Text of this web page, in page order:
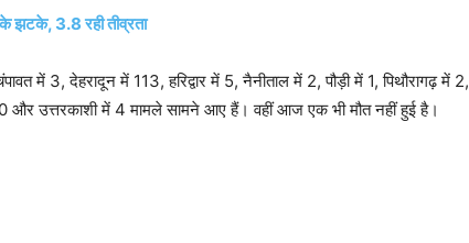
झटके, 3.8 रही तीव्रता
में 3, देहरादून में 113, हरिद्वार में 5, नैनीताल में 2, पौड़ी में 1, पिथौरागढ़ में 2,
और उत्तरकाशी में 4 मामले सामने आए हैं। वहीं आज एक भी मौत नहीं हुई है।